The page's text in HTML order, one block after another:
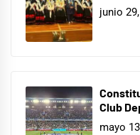
junio
Club
mayo